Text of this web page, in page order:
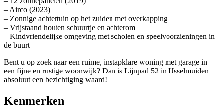
– Airco (2023)
– Zonnige achtertuin op het zuiden met overkapping
– Vrijstaand houten schuurtje en achterom
– Kindvriendelijke omgeving met scholen en speelvoorzieningen in
de buurt
Bent u op zoek naar een ruime, instapklare woning met garage in
een fijne en rustige woonwijk? Dan is Lijnpad 52 in IJsselmuiden
absoluut een bezichtiging waard!
Kenmerken